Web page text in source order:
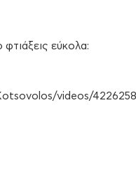
εύκολα:
videos/